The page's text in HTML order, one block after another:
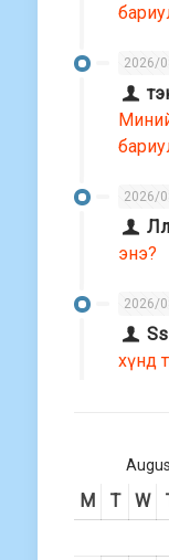
2026/
2026/
Лл
энэ?
2026/
Ss
хүнд
M T W